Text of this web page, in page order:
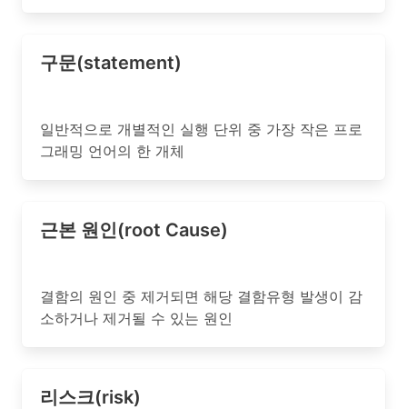
구문(statement)
일반적으로 개별적인 실행 단위 중 가장 작은 프로
그래밍 언어의 한 개체
근본 원인(root Cause)
결함의 원인 중 제거되면 해당 결함유형 발생이 감
소하거나 제거될 수 있는 원인
리스크(risk)